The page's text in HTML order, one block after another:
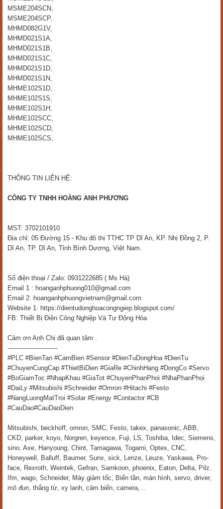
MSME204SCN,
MSME204SCP,
MHMD082G1V,
MHMD021S1A,
MHMD021S1B,
MHMD021S1C,
MHMD021S1D,
MHMD021S1N,
MHME102S1D,
MHME102S1S,
MHME102S1H,
MHME102SCC,
MHME102SCD,
MHME102SCS,
THÔNG TIN LIÊN HỆ:
CÔNG TY TNHH HOÀNG ANH PHƯƠNG
MST: 3702101910
Địa chỉ: 05 Đường 15 - Khu đô thị TTHC TP Dĩ An, KP. Nhị Đồng 2, P.
Dĩ An, TP. Dĩ An, Tỉnh Bình Dương, Việt Nam.
Số điện thoại / Zalo: 0931222685 ( Ms Hà)
Email 1 : hoanganhphuong010@gmail.com
Email 2: hoanganhphuongvietnam@gmail.com
Website 1: https://dientudonghoacongngiep.blogspot.com/
FB: Thiết Bị Điện Công Nghiệp Và Tự Động Hóa
Cảm ơn Anh Chị đã quan tâm .
-------------------------
#PLC #BienTan #CamBien #Sensor #DienTuDongHoa #DienTu
#ChuyenCungCap #ThietBiDien #GiaRe #ChinhHang #DongCo #Servo
#BoGiamToc #NhapKhau #GiaTot #ChuyenPhanPhoi #NhaPhanPhoi
#DaiLy #Mitsubishi #Schneider #Omron #Hitachi #Festo
#NangLuongMatTroi #Solar #Energy #Contactor #CB
#CauDao#CauDaoDien
Mitsubishi, beckhoff, omron, SMC, Festo, takex, panasonic, ABB,
CKD, parker, koyo, Norgren, keyence, Fuji, LS, Toshiba, Idec, Siemens,
sino, Axe, Hanyoung, Chint, Tamagawa, Togami, Optex, CNC,
Honeywell, Balluff, Baumer, Sunx, sick, Lenze, Leuze, Yaskawa, Pro-
face, Rexroth, Weintek, Gefran, Samkoon, phoenix, Eaton, Delta, Pilz.
Ifm, wago, Schneider, Máy giảm tốc, Biến tần, màn hình, servo, driver,
mô đun, thắng từ, xy lanh, cảm biến, camera, ..